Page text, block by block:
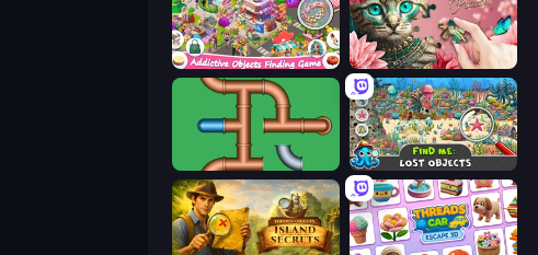
Scavenger Hunt - Hidden Items Favorite Puzzles
Plumber Pipe Out Find Me: Lost Objects